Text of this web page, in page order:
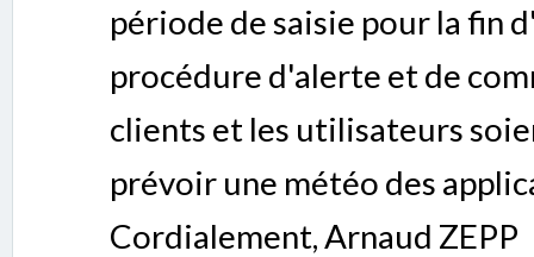
période de saisie pour la fin
procédure d'alerte et de
clients et les utilisateurs
prévoir une météo des
Cordialement, Arnaud ZEPP